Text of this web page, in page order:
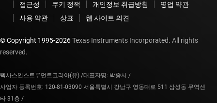
접근성 쿠키 정책 개인정보 취급방침
영업 약관
사용 약관
상표 웹 사이트 의견
© Copyright 1995-2026Texas Instruments Incorporated. All rights
reserved.
텍사스인스트루먼트코리아(유) /대표자명: 박중서 /
사업자 등록번호: 120-81-03090 서울특별시 강남구 영동대로 511 삼성동 무역센
타 31층 /